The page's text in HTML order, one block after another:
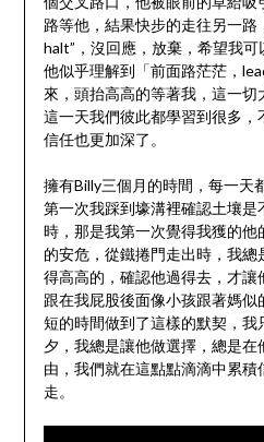
路等他，結果快步的走往另一路
halt”，沒回應，放棄，希望我
他似乎理解到「前面路茫茫，
來，頭抬高高的等著我，這一切
這一天我們彼此都學習到很多
信任也更加深了。
擁有Billy三個月的時間，每一天
第一次我踩到壕溝裡確認土壤
時，那是我第一次覺得我獲的
的安危，從鐵捲門走出時，我
得高高的，確認他過得去，才讓
跟在我屁股後面像小孩跟著媽
短的時間做到了這樣的默契，我
夕，我總是讓他做選擇，總是在
由，我們就在這點點滴滴中累
走。